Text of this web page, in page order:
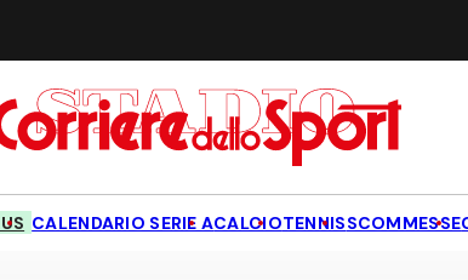
CALENDARIO SERIE ACALCIOTENNISSCOMMESSE